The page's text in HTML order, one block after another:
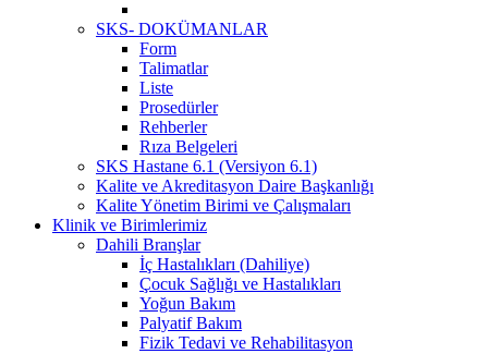
SKS- DOKÜMANLAR
Form
Talimatlar
Liste
Prosedürler
Rehberler
Rıza Belgeleri
SKS Hastane 6.1 (Versiyon 6.1)
Kalite ve Akreditasyon Daire Başkanlığı
Kalite Yönetim Birimi ve Çalışmaları
Klinik ve Birimlerimiz
Dahili Branşlar
İç Hastalıkları (Dahiliye)
Çocuk Sağlığı ve Hastalıkları
Yoğun Bakım
Palyatif Bakım
Fizik Tedavi ve Rehabilitasyon